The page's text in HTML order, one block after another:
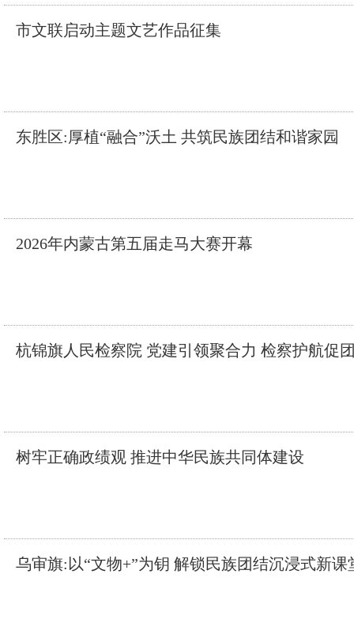
市文联启动主题文艺作品征集
东胜区:厚植“融合”沃土 共筑民族团结和谐家园
2026年内蒙古第五届走马大赛开幕
杭锦旗人民检察院 党建引领聚合力 检察护航促
树牢正确政绩观 推进中华民族共同体建设
乌审旗:以“文物+”为钥 解锁民族团结沉浸式新课